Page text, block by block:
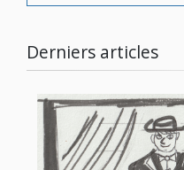
Derniers articles